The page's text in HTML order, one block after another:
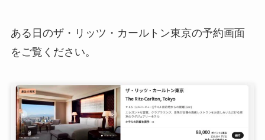
ある日のザ・リッツ・カールトン東京の予約画面
をご覧ください。